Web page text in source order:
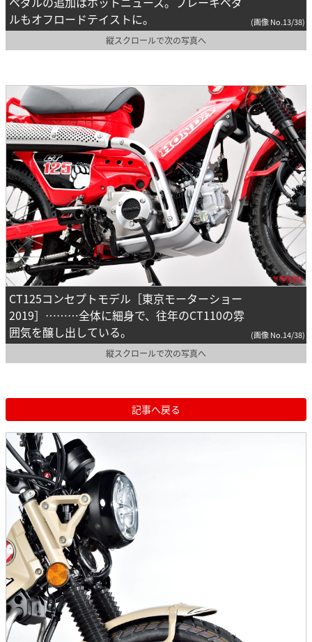
ルもオフロードテイストに。
(画像 No.13/38)
縦スクロールで次の写真へ
CT125コンセプトモデル［東京モーターショー
2019］………全体に細身で、往年のCT110の雰
囲気を醸し出している。
(画像 No.14/38)
縦スクロールで次の写真へ
記事へ戻る